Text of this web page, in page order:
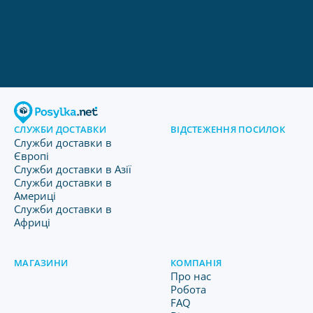
СЛУЖБИ ДОСТАВКИ
Служби доставки в
Європі
Служби доставки в Азії
Служби доставки в
Америці
Служби доставки в
Африці
ВІДСТЕЖЕННЯ ПОСИЛОК
МАГАЗИНИ КОМПАНІЯ
Про нас
Робота
FAQ